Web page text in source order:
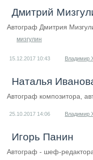
Дмитрий
Автограф Дмитрия
мизгулин
15.12.2017 10:43 Владимир
Наталья
Автограф композитора,
25.10.2017 14:06 Владимир
Игорь Панин
Автограф - шеф-